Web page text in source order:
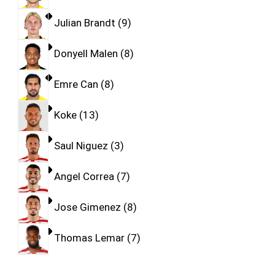
Julian Brandt 9
Donyell Malen 8
Emre Can 8
Koke 13
Saul Niguez 3
Angel Correa 7
Jose Gimenez 8
Thomas Lemar 7